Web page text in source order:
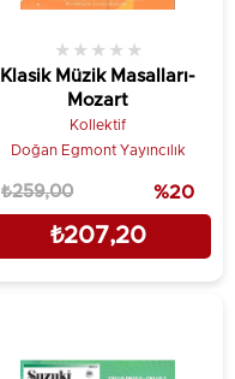
Klasik Müzik Masalları-
Mozart
★ ★ ★ ★ ★
Kollektif
Doğan Egmont Yayıncılık
₺207,20
₺259,00 %20